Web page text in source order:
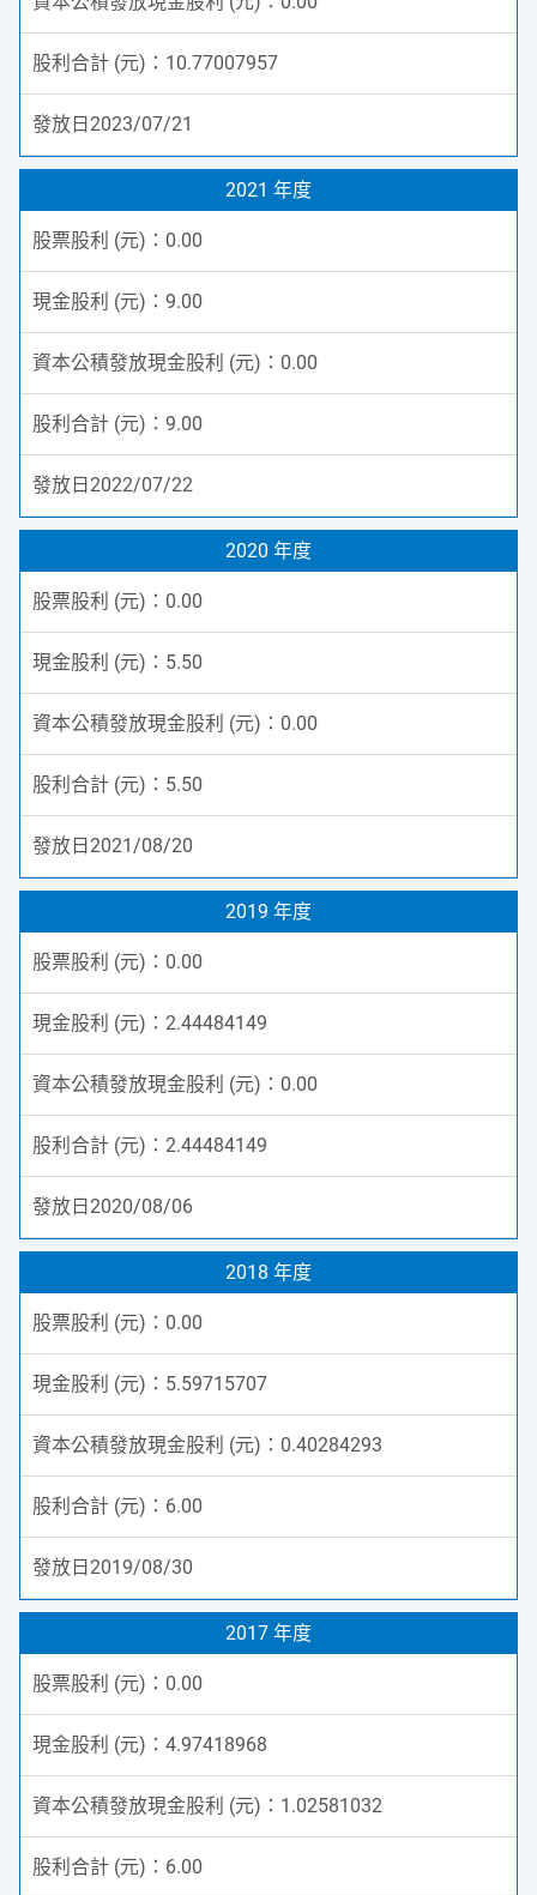
10.77007957
2023/07/21
2021 年度
0.00
9.00
0.00
9.00
2022/07/22
2020 年度
0.00
5.50
0.00
5.50
2021/08/20
2019 年度
0.00
2.44484149
0.00
2.44484149
2020/08/06
2018 年度
0.00
5.59715707
0.40284293
6.00
2019/08/30
2017 年度
0.00
4.97418968
1.02581032
6.00